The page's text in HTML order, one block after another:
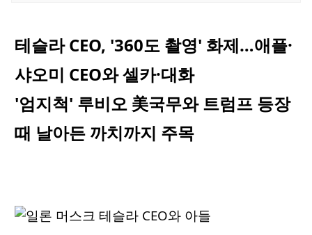
테슬라 CEO, '360도 촬영' 화제…애플·
샤오미 CEO와 셀카·대화
'엄지척' 루비오 美국무와 트럼프 등장
때 날아든 까치까지 주목